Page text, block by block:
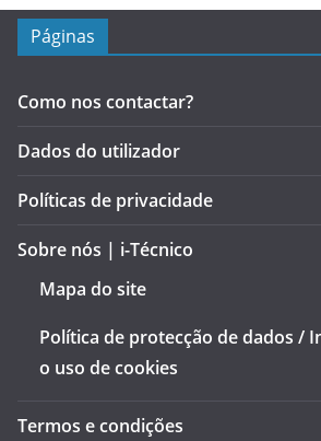
Páginas
Como nos contactar?
Dados do utilizador
Políticas de privacidade
Sobre nós | i-Técnico
Mapa do site
Política de protecção de dados /
o uso de cookies
Termos e condições